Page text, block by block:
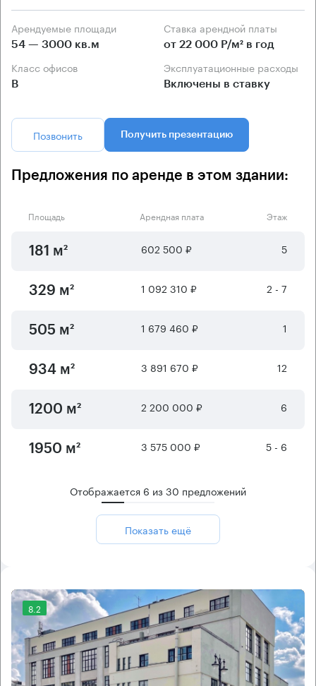
Арендуемые площади
54 — 3000 кв.м
Ставка арендной платы
от 22 000 Р/м² в год
Класс офисов
B
Эксплуатационные расходы
Включены в ставку
Позвонить Получить презентацию
Предложения по аренде в этом здании:
Площадь Арендная плата Этаж
181 м² 602 500 ₽ 5
329 м² 1 092 310 ₽ 2 - 7
505 м² 1 679 460 ₽ 1
934 м² 3 891 670 ₽ 12
1200 м² 2 200 000 ₽ 6
1950 м² 3 575 000 ₽ 5 - 6
Отображается 6 из30 предложений
Показать ещё
8.2